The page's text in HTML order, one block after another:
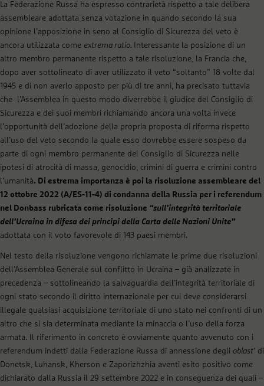
La Federazione Russa ha espresso contrarietà rispetto a tale delibera
assembleare adottata senza votazione in quando secondo la sua
opinione l’apposizione in seno al Consiglio di Sicurezza del veto è
ancora utilizzata come extrema ratio.
Interessante la posizione di un
altro membro permanente rispetto a tale risoluzione, la Francia che,
dopo aver sottolineato di aver utilizzato il veto “soltanto” 18 volte dal
1945 e di non averlo apposto per più di tre anni, ha precisato tuttavia
che l’Assemblea in questo modo diverrebbe il giudice del Consiglio di
Sicurezza e dei suoi membri richiamando ancora una volta invece
l’opportunità dell’adozione della propria proposta di riforma rispetto
all’uso del veto secondo la quale esso dovrebbe essere sospeso da
parte di ogni membro permanente del Consiglio di Sicurezza nelle
ipotesi di atrocità di massa, genocidio, crimini di guerra e crimini contro
l’umanità. Di estrema importanza è poi la risoluzione assembleare del
12 ottobre 2022 (A/ES-11-4) di condanna della Russia per i referendum
nel Donbass rubricata come risoluzione “sull’integrità territoriale
dell’Ucraina in difesa dei principi della Carta delle Nazioni Unite”
adottata con il voto favorevole di 143 paesi membri.
Nel testo della risoluzione vengono richiamate le prime due risoluzioni
dell’Assemblea Generale sul conflitto in Ucraina – già analizzate in
precedenza – sottolineando la salvaguardia dell’integrità territoriale di
ogni stato secondo il diritto internazionale per cui deve considerarsi
illegale qualsiasi acquisizione territoriale di uno stato nei confronti di un
altro che si sia determinata mediante la minaccia o l’uso della forza
armata. Il riferimento in concreto è ovviamente quanto avvenuto con i
referendum indetti dalla Federazione Russa di annessione degli oblast‘ di
Donetsk, Luhansk, Kherson e Zaporizhzhia aventi esito positivo come
dichiarato dalla Russia il 29 settembre 2022 e in conseguenza dei quali –